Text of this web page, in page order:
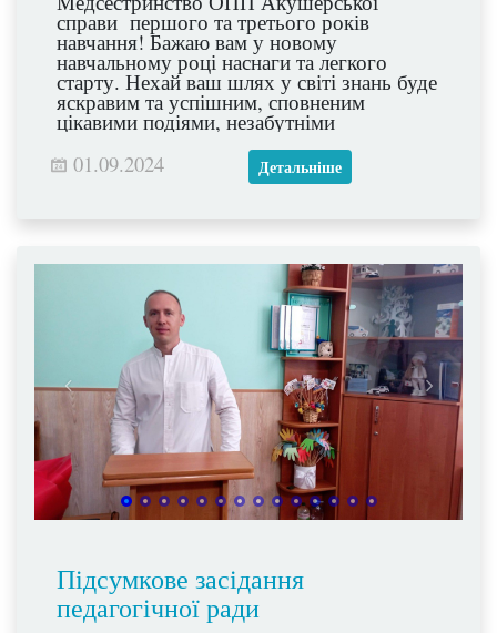
справи першого та третього років
навчання! Бажаю вам у новому
навчальному році наснаги та легкого
старту. Нехай ваш шлях у світі знань буде
яскравим та успішним, сповненим
цікавими подіями, незабутніми
враженнями та високими досягненнями!
Нехай заняття будуть мирними та
Переможного, навчального року!
01.09.2024 Детальніше
Підсумкове засідання
педагогічної ради